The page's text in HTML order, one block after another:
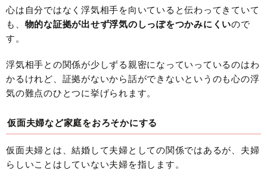
心は自分ではなく浮気相手を向いていると伝わってきていて
も、 物的な証拠が出せず浮気のしっぽをつかみにくいので
す。
浮気相手との関係が少しずる親密になっていっているのはわ
かるけれど、証拠がないから話ができないというのも心の浮
気の難点のひとつに挙げられます。
仮面夫婦など家庭をおろそかにする
仮面夫婦とは、結婚して夫婦としての関係ではあるが、夫婦
らしいことはしていない夫婦を指します。